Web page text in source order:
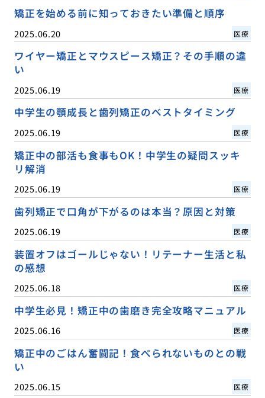
矯正を始める前に知っておきたい準備と順序
2025.06.20 医療
ワイヤー矯正とマウスピース矯正？その手順の違
い
2025.06.19 医療
中学生の顎成長と歯列矯正のベストタイミング
2025.06.19 医療
矯正中の部活も食事もOK！中学生の疑問スッキ
リ解消
2025.06.19 医療
歯列矯正で口角が下がるのは本当？原因と対策
2025.06.19 医療
装置オフはゴールじゃない！リテーナー生活と私
の感想
2025.06.18 医療
中学生必見！矯正中の歯磨き完全攻略マニュアル
2025.06.16 医療
矯正中のごはん奮闘記！食べられないものとの戦
い
2025.06.15 医療